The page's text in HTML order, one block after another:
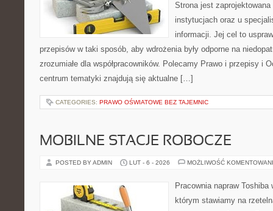
Strona jest
instytucjach oraz u
informacji. Jej cel to
przepisów w taki sposób, aby wdrożenia były odporne na
zrozumiałe dla współpracowników. Polecamy Prawo i przepisy i
centrum tematyki znajdują się aktualne […]
CATEGORIES: PRAWO OŚWIATOWE BEZ TAJEMNIC
MOBILNE STACJE ROBOCZE
POSTED BY ADMIN LUT - 6 - 2026 MOŻLIWOŚĆ
Pracownia napraw
którym stawiamy na